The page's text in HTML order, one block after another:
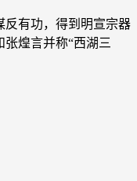
反有功，得到明宣宗器
煌言并称“西湖三